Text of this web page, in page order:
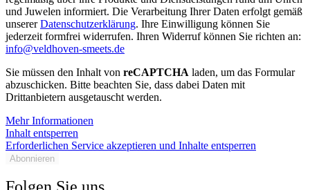
und Juwelen informiert. Die Verarbeitung Ihrer Daten erfolgt gemäß
unsererDatenschutzerklärung. Ihre Einwilligung können Sie
jederzeit formfrei widerrufen. Ihren Widerruf können Sie richten an:
info@veldhoven-smeets.de
Sie müssen den Inhalt von reCAPTCHA laden, um das Formular
abzuschicken. Bitte beachten Sie, dass dabei Daten mit
Drittanbietern ausgetauscht werden.
Mehr Informationen
Inhalt entsperren
Erforderlichen Service akzeptieren und Inhalte entsperren
Abonnieren